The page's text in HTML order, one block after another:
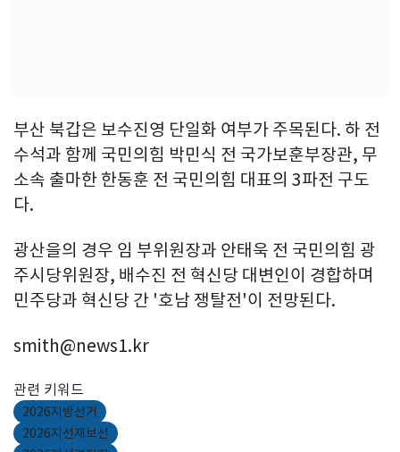
부산 북갑은 보수진영 단일화 여부가 주목된다. 하 전
수석과 함께 국민의힘 박민식 전 국가보훈부장관, 무
소속 출마한 한동훈 전 국민의힘 대표의 3파전 구도
다.
광산을의 경우 임 부위원장과 안태욱 전 국민의힘 광
주시당위원장, 배수진 전 혁신당 대변인이 경합하며
민주당과 혁신당 간 '호남 쟁탈전'이 전망된다.
smith@news1.kr
관련 키워드
2026지방선거
2026지선재보선